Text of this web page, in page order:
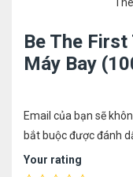
Be The First
Máy Bay
Email của bạn sẽ
bắt buộc được đánh
Your rating